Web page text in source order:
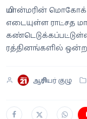
வெப்ஸ்டோரி
மியான்மரின் மொகோக்
எடையுள்ள ராட்சத
ரத்தினங்களில்
ஆசிரியர் குழு